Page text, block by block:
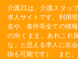
介護21は、介護スタッ
求人サイトです。利用
名や、条件等全ての情
の向くまま、あれこれ
な」と思える求人に出
由も可能です）。また